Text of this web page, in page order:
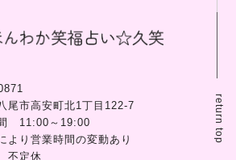
return top
尾市高安町北1丁目122-7
11:00～19:00
より営業時間の変動あり
不定休